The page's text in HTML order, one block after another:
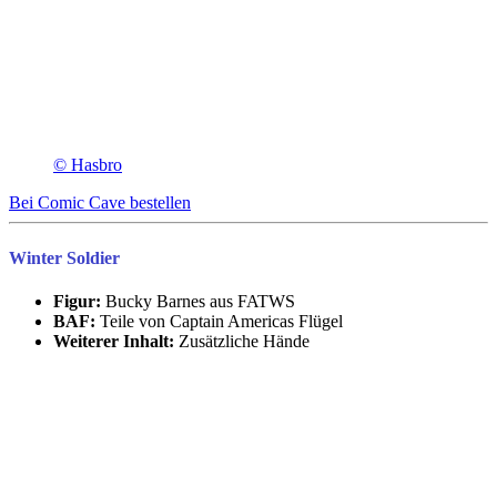
© Hasbro
Bei Comic Cave bestellen
Winter Soldier
Figur: Bucky Barnes aus FATWS
BAF: Teile von Captain Americas Flügel
Weiterer Inhalt: Zusätzliche Hände